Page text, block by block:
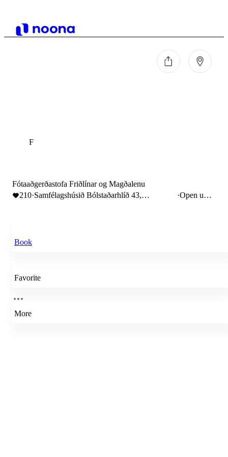
F
Fótaaðgerðastofa Friðlínar og Magðalenu
210·Samfélagshúsið Bólstaðarhlíð 43,
·Open until
Book
Favorite
More